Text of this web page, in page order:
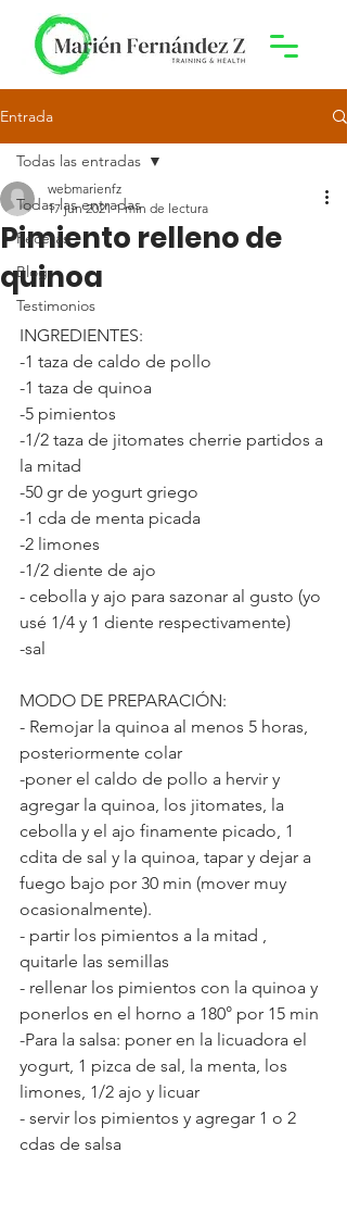
Entrada
Todas las entradas
Recetas
Blog
Testimonios
Todas las entradas
Pimiento relleno de
quinoa
webmarienfz
17 jun 2021 1 min de lectura
INGREDIENTES:
-1 taza de caldo de pollo
-1 taza de quinoa
-5 pimientos
-1/2 taza de jitomates cherrie partidos a
la mitad
-50 gr de yogurt griego
-1 cda de menta picada
-2 limones
-1/2 diente de ajo
- cebolla y ajo para sazonar al gusto (yo
usé 1/4 y 1 diente respectivamente)
-sal
MODO DE PREPARACIÓN:
- Remojar la quinoa al menos 5 horas,
posteriormente colar
-poner el caldo de pollo a hervir y
agregar la quinoa, los jitomates, la
cebolla y el ajo finamente picado, 1
cdita de sal y la quinoa, tapar y dejar a
fuego bajo por 30 min (mover muy
ocasionalmente).
- partir los pimientos a la mitad ,
quitarle las semillas
- rellenar los pimientos con la quinoa y
ponerlos en el horno a 180° por 15 min
-Para la salsa: poner en la licuadora el
yogurt, 1 pizca de sal, la menta, los
limones, 1/2 ajo y licuar
- servir los pimientos y agregar 1 o 2
cdas de salsa